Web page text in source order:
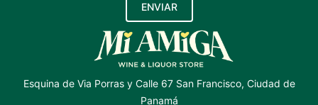
ENVIAR
Esquina de Via Porras y Calle 67 San Francisco, Ciudad de
Panamá